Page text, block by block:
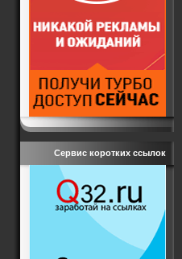
Сервис коротких ссылок